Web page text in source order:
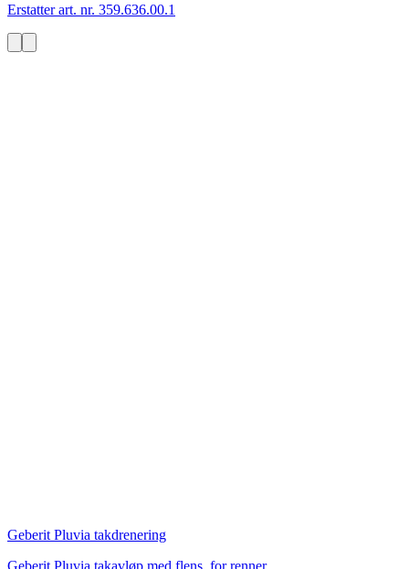
Erstatter art. nr. 359.636.00.1
Geberit Pluvia takdrenering
Geberit Pluvia takavløp med flens, for renner